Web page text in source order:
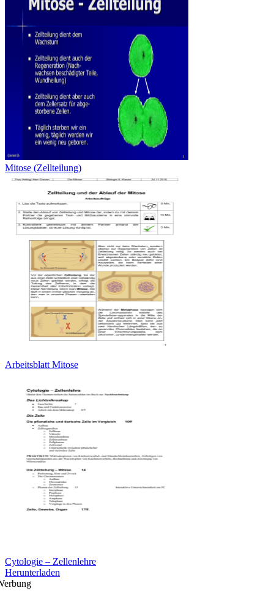
Mitose (Zellteilung)
Arbeitsblatt Mitose
Cytologie – Zellenlehre
Herunterladen